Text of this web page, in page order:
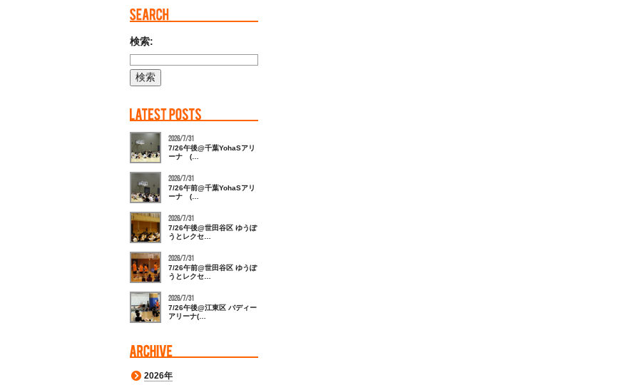
検索:
2026/7/31
7/26午後@千葉YohaSアリ
ーナ (…
2026/7/31
7/26午前@千葉YohaSアリ
ーナ (…
2026/7/31
7/26午後@世田谷区 ゆうぽ
うとレクセ…
2026/7/31
7/26午前@世田谷区 ゆうぽ
うとレクセ…
2026/7/31
7/26午後@江東区 バディー
アリーナ(…
2026年